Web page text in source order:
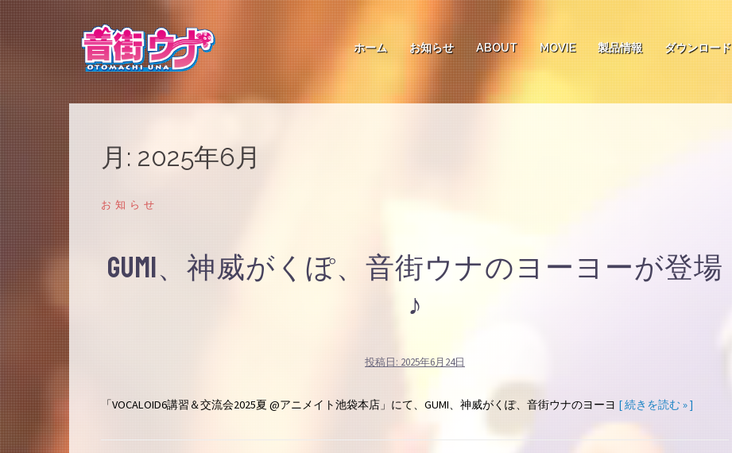
コ
ン
テ
ン
ツ
へ
ス
キ
ッ
プ
ホーム お知らせ ABOUT MOVIE 製品情報 ダウンロード
月: 2025年6月
お知らせ
GUMI、神威がくぽ、音街ウナのヨーヨーが登場
♪
投稿日: 2025年6月24日
「VOCALOID6講習＆交流会2025夏 @アニメイト池袋本店」にて、GUMI、神威がくぽ、音街ウナのヨーヨ [ 続きを読む » ]